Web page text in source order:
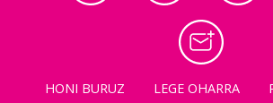
HONI BURUZ LEGE OHARRA